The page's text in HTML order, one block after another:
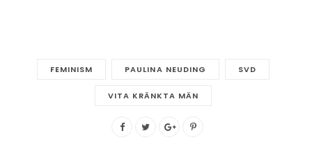
FEMINISM PAULINA NEUDING SVD
VITA KRÄNKTA MÄN